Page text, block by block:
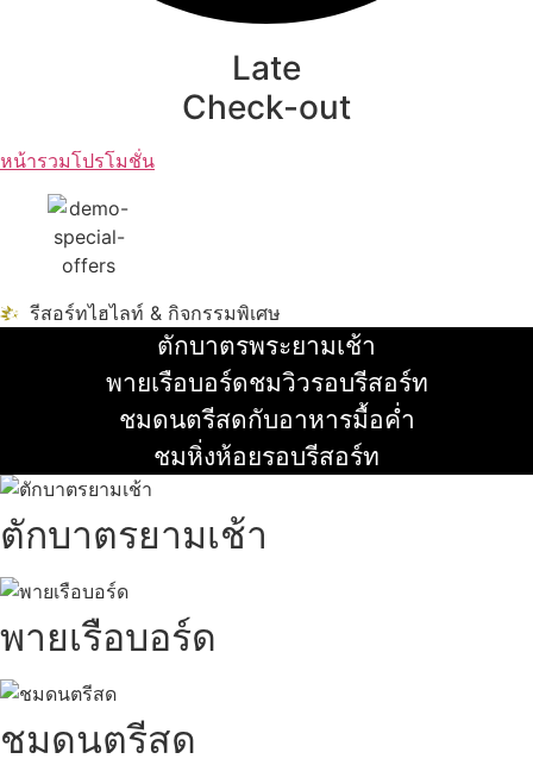
Late
Check-out
หน้ารวมโปรโมชั่น
รีสอร์ทไฮไลท์ & กิจกรรมพิเศษ
ตักบาตรพระยามเช้า
อ่านเพิ่ม
พายเรือบอร์ดชมวิวรอบรีสอร์ท
อ่านเพิ่ม
ชมดนตรีสดกับอาหารมื้อค่ำ
อ่านเพิ่ม
ชมหิ่งห้อยรอบรีสอร์ท
ตักบาตรยามเช้า
พายเรือบอร์ด
ชมดนตรีสด